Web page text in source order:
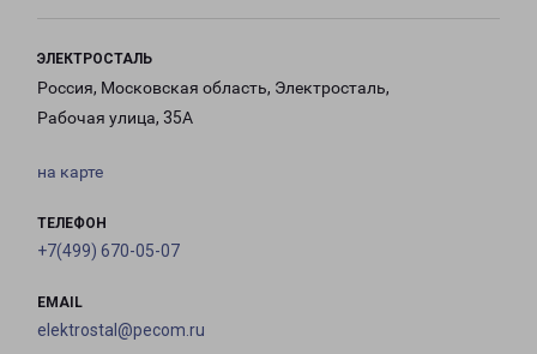
ЭЛЕКТРОСТАЛЬ
Россия, Московская область, Электросталь,
Рабочая улица, 35А
на карте
ТЕЛЕФОН
+7(499) 670-05-07
EMAIL
elektrostal@pecom.ru